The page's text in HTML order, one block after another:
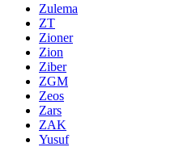
Zulema
ZT
Zioner
Zion
Ziber
ZGM
Zeos
Zars
ZAK
Yusuf